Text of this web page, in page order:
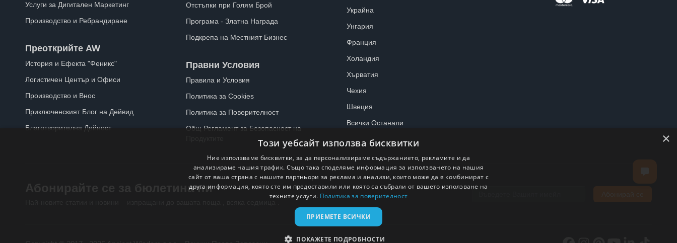
Услуги за Дигитален Маркетинг
Производство и Ребрандиране
Преоткрийте AW
История и Ефекта "Феникс"
Логистичен Център и Офиси
Производство и Внос
Приключенският Блог на Дейвид
Благотворителна Дейност
Отстъпки при Голям Брой
Програма - Златна Награда
Подкрепа на Местният Бизнес
Правни Условия
Правила и Условия
Политика за Cookies
Политика за Поверителност
Общ Регламент за Безопасност на
Украйна
Унгария
Франция
Холандия
Хърватия
Чехия
Швеция
Всички Останали
Абонирайте се за бюлетина ни
×
Този уебсайт използва бисквитки
Ние използваме бисквитки, за да персонализираме съдържанието, рекламите и да
анализираме нашия трафик. Също така споделяме информация за използването на нашия
сайт от ваша страна с нашите партньори за реклама и анализи, които може да я комбинират с
друга информация, която сте им предоставили или която са събрали от вашето използване на
техните услуги. Политика за поверителност
ПРИЕМЕТЕ ВСИЧКИ
ПОКАЖЕТЕ ПОДРОБНОСТИ